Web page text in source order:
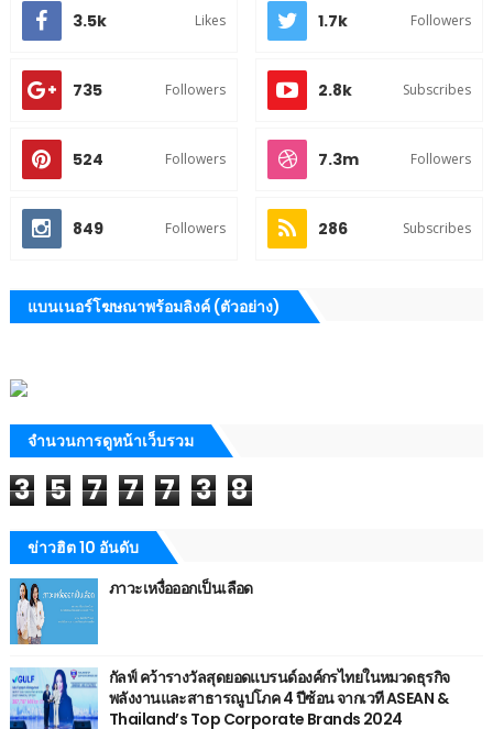
3.5k Likes 1.7k Followers
735 Followers 2.8k Subscribes
524 Followers 7.3m Followers
849 Followers 286 Subscribes
แบนเนอร์โฆษณาพร้อมลิงค์ (ตัวอย่าง)
จำนวนการดูหน้าเว็บรวม
3 5 7 7 7 3 8
ข่าวฮิต 10 อันดับ
ภาวะเหงื่อออกเป็นเลือด
กัลฟ์ คว้ารางวัลสุดยอดแบรนด์องค์กรไทยในหมวดธุรกิจ
พลังงานและสาธารณูปโภค 4 ปีซ้อน จากเวที ASEAN &
Thailand’s Top Corporate Brands 2024